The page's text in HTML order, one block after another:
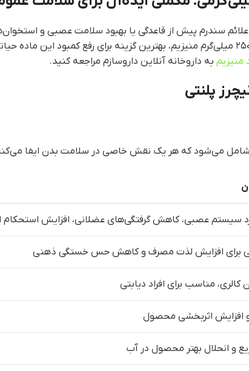
علائم سندرم پیش از قاعدگی یا بهبود سلامت عصبی و
نیاز دارید. این مکمل با طعم دلچسب سیب ترش و تامین ۲۵۰ میلی‌گرم منیزیم،
منیزیم به داروخانه آنلاین داروسازم مراجعه کنید.
پلنتی
شامل می‌شود که هر یک نقش خاصی در سلامت بدن ایفا
سیستم عصبی، کاهش گرفتگی‌های عضلانی، افزایش
برای افزایش لذت مصرف و کاهش حس خستگی ذهنی
مناسب برای افراد دیابتی
افزایش اثربخشی محصول
انحلال بهتر محصول در آب